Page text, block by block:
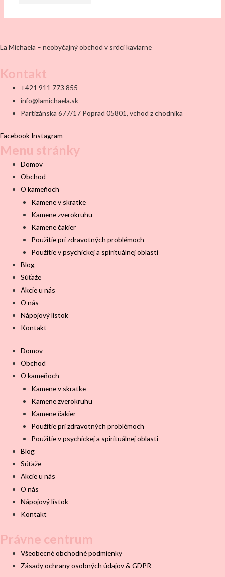
La Michaela – neobyčajný obchod v srdci kaviarne
Kontakt
+421 911 773 855
info@lamichaela.sk
Partizánska 677/17 Poprad 05801, vchod z chodníka
Facebook Instagram
Menu stránky
Domov
Obchod
O kameňoch
Kamene v skratke
Kamene zverokruhu
Kamene čakier
Použitie pri zdravotných problémoch
Použitie v psychickej a spirituálnej oblasti
Blog
Súťaže
Akcie u nás
O nás
Nápojový lístok
Kontakt
Domov
Obchod
O kameňoch
Kamene v skratke
Kamene zverokruhu
Kamene čakier
Použitie pri zdravotných problémoch
Použitie v psychickej a spirituálnej oblasti
Blog
Súťaže
Akcie u nás
O nás
Nápojový lístok
Kontakt
Právne centrum
Všeobecné obchodné podmienky
Zásady ochrany osobných údajov & GDPR